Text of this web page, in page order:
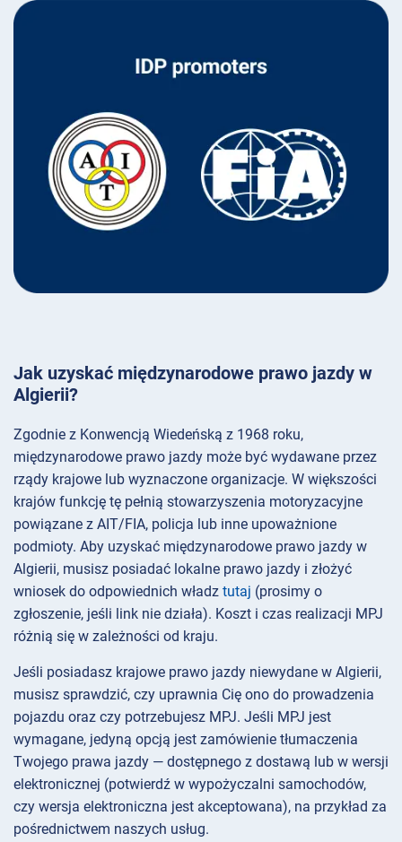
Jak uzyskać międzynarodowe prawo jazdy w
Algierii?
Zgodnie z Konwencją Wiedeńską z 1968 roku,
międzynarodowe prawo jazdy może być wydawane przez
rządy krajowe lub wyznaczone organizacje. W większości
krajów funkcję tę pełnią stowarzyszenia motoryzacyjne
powiązane z AIT/FIA, policja lub inne upoważnione
podmioty. Aby uzyskać międzynarodowe prawo jazdy w
Algierii, musisz posiadać lokalne prawo jazdy i złożyć
wniosek do odpowiednich władz tutaj (prosimy o
zgłoszenie, jeśli link nie działa). Koszt i czas realizacji MPJ
różnią się w zależności od kraju.
Jeśli posiadasz krajowe prawo jazdy niewydane w Algierii,
musisz sprawdzić, czy uprawnia Cię ono do prowadzenia
pojazdu oraz czy potrzebujesz MPJ. Jeśli MPJ jest
wymagane, jedyną opcją jest zamówienie tłumaczenia
Twojego prawa jazdy — dostępnego z dostawą lub w wersji
elektronicznej (potwierdź w wypożyczalni samochodów,
czy wersja elektroniczna jest akceptowana), na przykład za
pośrednictwem naszych usług.